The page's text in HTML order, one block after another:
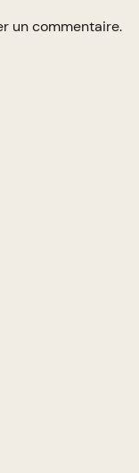
un commentaire.